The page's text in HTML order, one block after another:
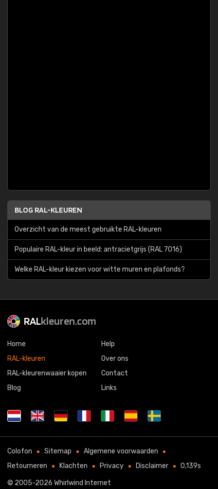
BLOG RAL-KLEUREN
Overzicht van de meest gebruikte RAL-kleuren
Populaire RAL-kleur in beeld: antracietgrijs (RAL 7016)
Welke RAL-kleur kiezen voor witte muren en plafonds?
RALkleuren.com
Home
RAL-kleuren
RAL-kleurenwaaier kopen
Blog
Help
Over ons
Contact
Links
Colofon Sitemap
Algemene voorwaarden
Retourneren
Klachten Privacy Disclaimer 0,139s
© 2005-2026 Whirlwind Internet